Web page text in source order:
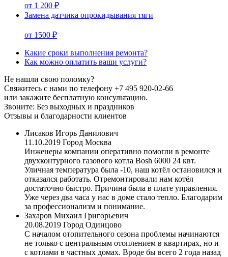
от 1 200 ₽
Замена датчика опрокидывания тяги
от 1500 ₽
Какие сроки выполнения ремонта?
Как можно оплатить ваши услуги?
Не нашли свою поломку?
Свяжитесь с нами по телефону +7 495 920-02-66
или закажите бесплатную консультацию.
Звоните: Без выходных и праздников
Отзывы и благодарности клиентов
Лисаков Игорь Данилович
11.10.2019 Город Москва
Инженеры компании оперативно помогли в ремонте
двухконтурного газового котла Bosh 6000 24 квт.
Уличная температура была -10, наш котёл остановился и
отказался работать. Отремонтировали нам котёл
достаточно быстро. Причина была в плате управления.
Уже через два часа у нас в доме стало тепло. Благодарим
за профессионализм и понимание.
Захаров Михаил Григорьевич
20.08.2019 Город Одинцово
С началом отопительного сезона проблемы начинаются
не только с центральным отоплением в квартирах, но и
с котлами в частных домах. Вроде бы всего 2 года назад